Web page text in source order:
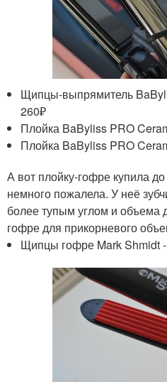
Щипцы-выпрямитель
260₽
Плойка BaByliss PRO
Плойка BaByliss PRO
А вот плойку-гофре купила
немного пожалела. У неё
более тупым углом и объема
гофре для прикорневого
Щипцы гофре Mark Shmidt